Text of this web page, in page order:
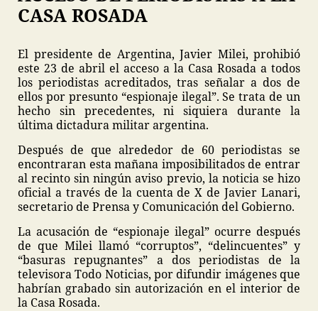
CASA ROSADA
El presidente de Argentina, Javier Milei, prohibió
este 23 de abril el acceso a la Casa Rosada a todos
los periodistas acreditados, tras señalar a dos de
ellos por presunto “espionaje ilegal”. Se trata de un
hecho sin precedentes, ni siquiera durante la
última dictadura militar argentina.
Después de que alrededor de 60 periodistas se
encontraran esta mañana imposibilitados de entrar
al recinto sin ningún aviso previo, la noticia se hizo
oficial a través de la cuenta de X de Javier Lanari,
secretario de Prensa y Comunicación del Gobierno.
La acusación de “espionaje ilegal” ocurre después
de que Milei llamó “corruptos”, “delincuentes” y
“basuras repugnantes” a dos periodistas de la
televisora Todo Noticias, por difundir imágenes que
habrían grabado sin autorización en el interior de
la Casa Rosada.